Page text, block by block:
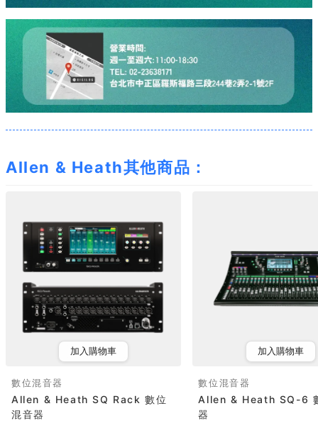
Allen & Heath其他商品：
加入購物車
數位混音器
Allen & Heath SQ Rack 數位
混音器
加入購物車
數位混音器
Allen & Heath SQ-6
器